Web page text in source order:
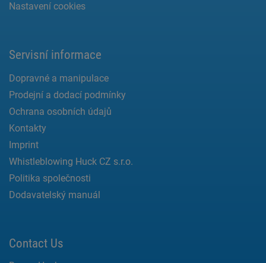
Nastavení cookies
Servisní informace
Dopravné a manipulace
Prodejní a dodací podmínky
Ochrana osobních údajů
Kontakty
Imprint
Whistleblowing Huck CZ s.r.o.
Politika společnosti
Dodavatelský manuál
Contact Us